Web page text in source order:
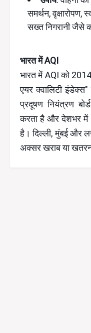
समर्थन, वृक्षारोपण,
सख्त निगरानी जैसे
भारत में AQI
भारत में AQI को
एयर क्वालिटी
प्रदूषण नियंत्रण
करता है और देशभर में
है। दिल्ली, मुंबई और
अक्सर खराब या